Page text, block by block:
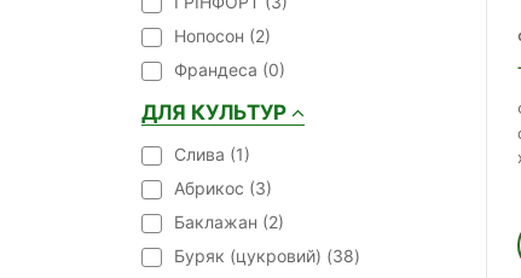
Нопосон (2)
Франдеса (0)
ДЛЯ КУЛЬТУР
Cлива (1)
Абрикос (3)
Баклажан (2)
Буряк (цукровий) (38)